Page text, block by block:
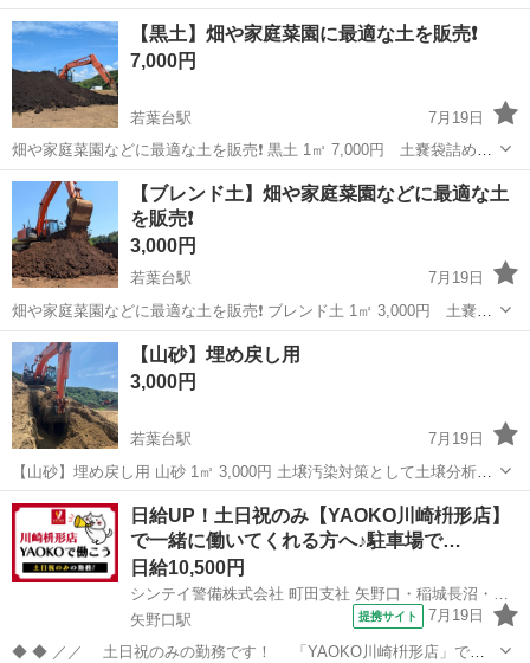
題200円 他、赤土・赤黒土・黒土・ 赤黒土に弊社オリジナルの有機堆
肥もりっこをブレンドした 地球と植物にやさしいブレンド土がござい
ます🌱 これ...
東京 稲城市 若葉台駅 その他 家庭菜園
【黒土】畑や家庭菜園に最適な土を販売❗️
7,000円
若葉台駅
7月19日
畑や家庭菜園などに最適な土を販売❗️ 黒土 1㎥ 7,000円 土嚢袋詰め放
題200円 他、赤土・赤黒土・黒土・ 赤黒土に弊社オリジナルの有機堆
肥もりっこをブレンドした 地球と植物にやさしいブレンド土がござい
ます🌱 これ...
東京 稲城市 若葉台駅 その他 黒土
【ブレンド土】畑や家庭菜園などに最適な土
を販売❗️
3,000円
若葉台駅
7月19日
畑や家庭菜園などに最適な土を販売❗️ ブレンド土 1㎥ 3,000円 土嚢袋
詰め放題200円 他、赤土・赤黒土・黒土・ 赤黒土に弊社オリジナルの
有機堆肥もりっこをブレンドした 地球と植物にやさしいブレンド土が
ございます🌱...
東京 稲城市 若葉台駅 その他
【山砂】埋め戻し用
3,000円
若葉台駅
7月19日
【山砂】埋め戻し用 山砂 1㎥ 3,000円 土壌汚染対策として土壌分析済
みの弊社の赤土、山砂等 埋め戻し土としてたくさんのお客様に安心し
てご利用いただいております。 流れとしましては 弊社スタッフが重機
にてお客様のダン...
東京 稲城市 若葉台駅 その他 土嚢
日給UP！土日祝のみ【YAOKO川崎枡形店】
で一緒に働いてくれる方へ♪駐車場で…
日給10,500円
矢野口駅
提携サイト 7月19日
◆ ◆ ／／ 土日祝のみの勤務です！ 「YAOKO川崎枡形店」で働